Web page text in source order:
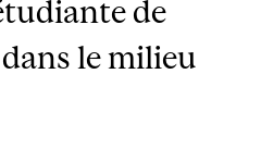
de
le milieu